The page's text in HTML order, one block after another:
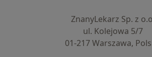
ZnanyLekarz
ZnanyLekarz Sp. z
ul. Kolejowa 5/7
01-217 Warszawa,